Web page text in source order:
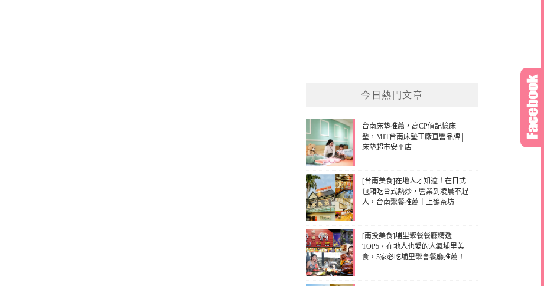
今日熱門文章
台南床墊推薦，高CP值記憶床
墊，MIT台南床墊工廠直營品牌│
床墊超市安平店
[台南美食]在地人才知道！在日式
包廂吃台式熱炒，營業到凌晨不趕
人，台南聚餐推薦｜上鶴茶坊
[南投美食]埔里聚餐餐廳精選
TOP5，在地人也愛的人氣埔里美
食，5家必吃埔里聚會餐廳推薦！